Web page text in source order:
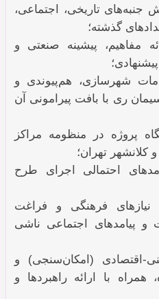
تاریخی، اجتماعی،
گذشته؛
مفاهیم، پیشینه صنعتی و
شهرسازی، هم‌پیوندی و
ری با بافت پیرامونی آن
پروژه در منظومه مراکز
تهران؛
احتمالی اجرای طرح
فرهنگی و فراغت
و پیامدهاى اجتماعی ناشی
اقتصادی (امکان‌سنجی) و
همراه با ارائه راهبردها و